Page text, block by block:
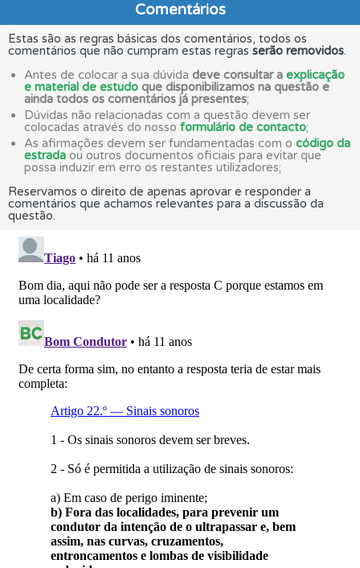
Comentários
Estas são as regras básicas dos comentários, todos os
comentários que não cumpram estas regras serão removidos.
Antes de colocar a sua dúvida deve consultar a explicação
e material de estudo que disponibilizamos na questão e
ainda todos os comentários já presentes;
Dúvidas não relacionadas com a questão devem ser
colocadas através do nosso formulário de contacto;
As afirmações devem ser fundamentadas com o código da
estrada ou outros documentos oficiais para evitar que
possa induzir em erro os restantes utilizadores;
Reservamos o direito de apenas aprovar e responder a
comentários que achamos relevantes para a discussão da
questão.